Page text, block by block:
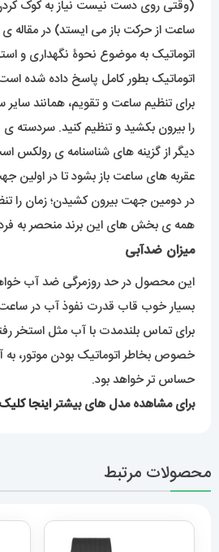
ساعت از حرکت باز می ایستد) در مقاله
اتوماتیک به موضوع نحوۀ نگهداری و
اتوماتیک بطور کامل پاسخ داده شده
برای تنظیم ساعت و تقویم، همانند سایر
را بیرون بکشید و تنظیم کنید.
دیگر از گزینه های شناسنامه ی رولکس
عقربه های ساعت باز بشود تا در اولین
در دومین جهت بیرون کشیدن؛ زمان را
همه ی بخش های این برند منحصر به
میزان ضدآبی
این محصول در حد روزمرگی ضد آب
بسیار خوب قاب قدرت نفوذ آب در ساعت
برای تماس بلندمدت با آب مثل استخر
خصوص بخاطر اتوماتیک بودن موتور، به
حساس تر خواهد بود.
برای مشاهده مدل های بیشتر